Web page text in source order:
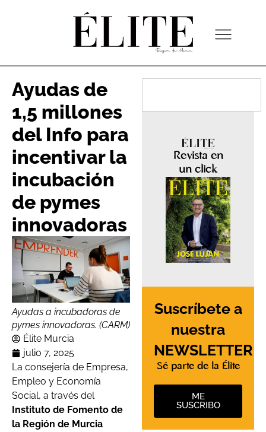
Ayudas de
1,5 millones
del Info para
incentivar la
incubación
de pymes
innovadoras
Ayudas a incubadoras de
pymes innovadoras. (CARM)
Élite Murcia
julio 7, 2025
La consejería de Empresa,
Empleo y Economía
Social, a través del
Instituto de Fomento de
la Región de Murcia
Revista en
un click
Suscríbete a
nuestra
NEWSLETTER
Sé parte de la Élite
ME
SUSCRIBO